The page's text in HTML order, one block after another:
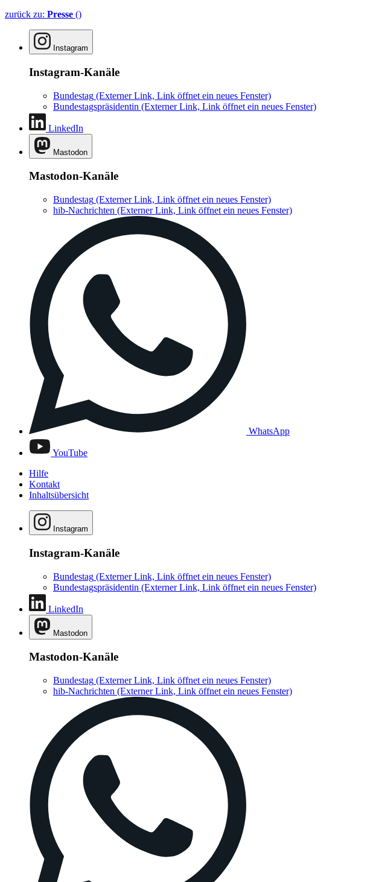
zurück zu: Presse ()
Instagram
Instagram-Kanäle
Bundestag (Externer Link, Link öffnet ein neues Fenster)
Bundestagspräsidentin (Externer Link, Link öffnet ein neues Fenster)
LinkedIn
Mastodon
Mastodon-Kanäle
Bundestag (Externer Link, Link öffnet ein neues Fenster)
hib-Nachrichten (Externer Link, Link öffnet ein neues Fenster)
WhatsApp
YouTube
Hilfe
Kontakt
Inhaltsübersicht
Instagram
Instagram-Kanäle
Bundestag (Externer Link, Link öffnet ein neues Fenster)
Bundestagspräsidentin (Externer Link, Link öffnet ein neues Fenster)
LinkedIn
Mastodon
Mastodon-Kanäle
Bundestag (Externer Link, Link öffnet ein neues Fenster)
hib-Nachrichten (Externer Link, Link öffnet ein neues Fenster)